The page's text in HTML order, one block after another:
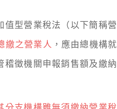
型營業稅法（以下簡稱營
繳之營業人 ，應由總機構就
徵機關申報銷售額及繳納